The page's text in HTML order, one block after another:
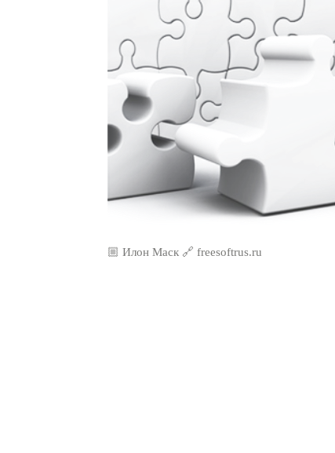
🏼 Илон Маск 🔗 freesoftrus.ru